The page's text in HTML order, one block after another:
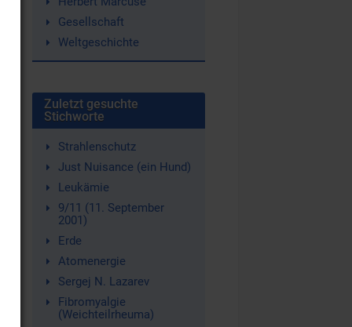
Gesellschaft
Weltgeschichte
Zuletzt gesuchte
Stichworte
Strahlenschutz
Just Nuisance (ein Hund)
Leukämie
9/11 (11. September
2001)
Erde
Atomenergie
Sergej N. Lazarev
Fibromyalgie
(Weichteilrheuma)